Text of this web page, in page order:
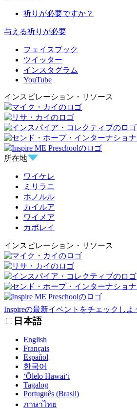
祈りが必要ですか？
与える祈りが必要
フェイスブック
ツイッター
インスタグラム
YouTube
インスピレーション・リソース
所在地
ワイケレ
ミリラニ
ホノルル
カイルア
ワイメア
カポレイ
インスピレーション・リソース
Inspireの最新イベントをチェックしよ
日本語
English
Français
Español
한국어
‘Ōlelo Hawai‘i
Tagalog
Português (Brasil)
ภาษาไทย